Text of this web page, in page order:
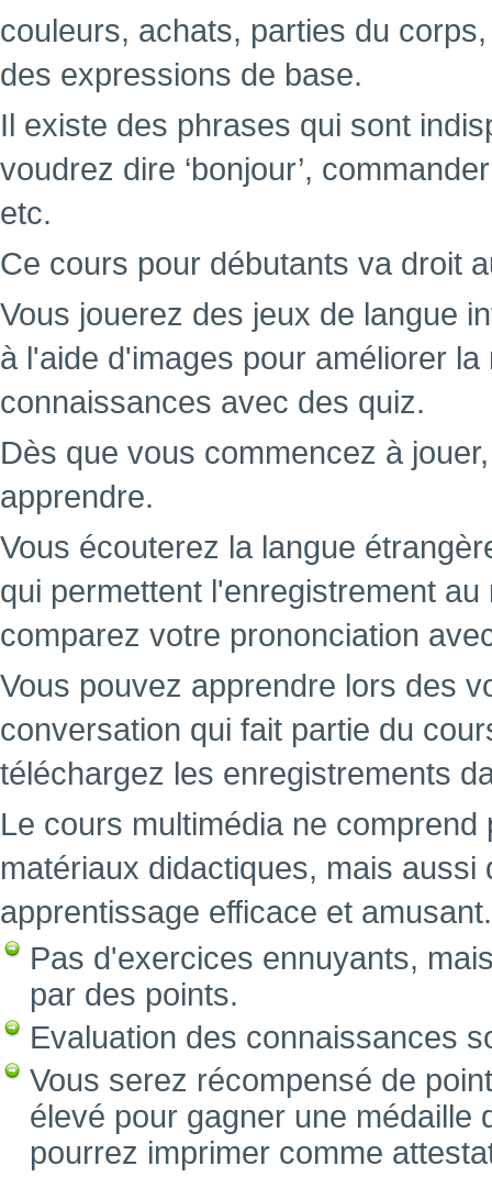
couleurs, achats, parties du
des expressions de base.
Il existe des phrases qui sont
voudrez dire ‘bonjour’,
etc.
Ce cours pour débutants va droit
Vous jouerez des jeux de langue
à l'aide d'images pour améliorer
connaissances avec des quiz.
Dès que vous commencez à
apprendre.
Vous écouterez la langue
qui permettent l'enregistrement
comparez votre prononciation
Vous pouvez apprendre lors des
conversation qui fait partie du
téléchargez les enregistrements
Le cours multimédia ne
matériaux didactiques, mais
apprentissage efficace et amusant.
Pas d'exercices ennuyants,
par des points.
Evaluation des connaissances
Vous serez récompensé de
élevé pour gagner une médaille
pourrez imprimer comme